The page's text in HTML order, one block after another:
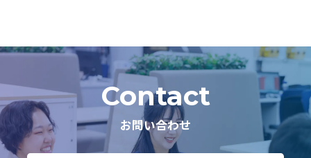
Contact
お問い合わせ